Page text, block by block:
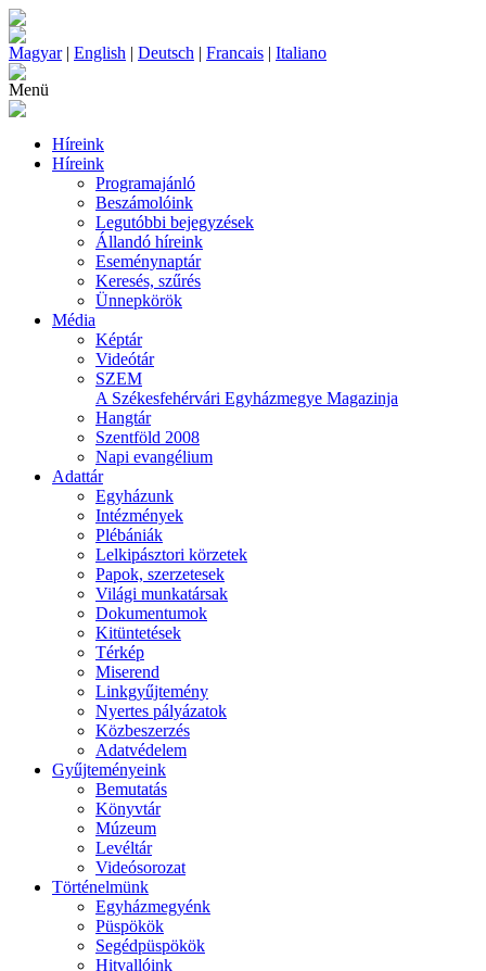
Magyar| English | Deutsch | Francais | Italiano
Menü
Híreink
Híreink
Programajánló
Beszámolóink
Legutóbbi bejegyzések
Állandó híreink
Eseménynaptár
Keresés, szűrés
Ünnepkörök
Média
Képtár
Videótár
SZEM
A Székesfehérvári Egyházmegye Magazinja
Hangtár
Szentföld 2008
Napi evangélium
Adattár
Egyházunk
Intézmények
Plébániák
Lelkipásztori körzetek
Papok, szerzetesek
Világi munkatársak
Dokumentumok
Kitüntetések
Térkép
Miserend
Linkgyűjtemény
Nyertes pályázatok
Közbeszerzés
Adatvédelem
Gyűjteményeink
Bemutatás
Könyvtár
Múzeum
Levéltár
Videósorozat
Történelmünk
Egyházmegyénk
Püspökök
Segédpüspökök
Hitvallóink